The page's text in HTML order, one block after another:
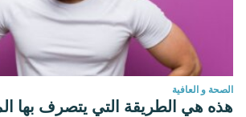
الصحة و العافية
هذه هي الطريقة التي يتصرف بها